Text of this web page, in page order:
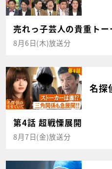
売れっ子芸人の貴重ト
8月6日(木)放送分
名探
第4話 超戦慄展開
8月7日(金)放送分